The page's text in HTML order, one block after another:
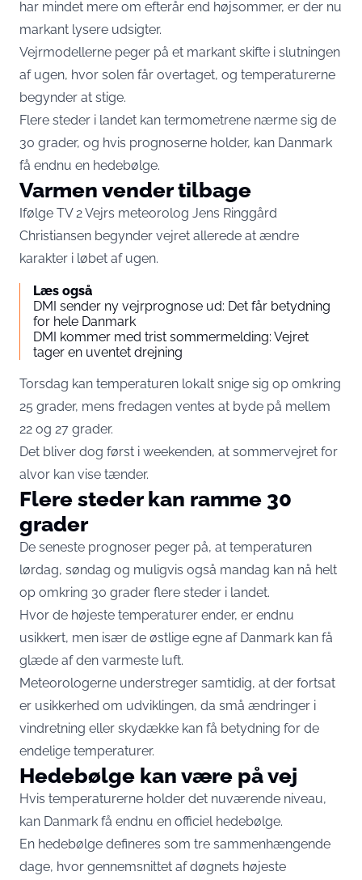
har mindet mere om efterår end højsommer, er der nu
markant lysere udsigter.
Vejrmodellerne peger på et markant skifte i slutningen
af ugen, hvor solen får overtaget, og temperaturerne
begynder at stige.
Flere steder i landet kan termometrene nærme sig de
30 grader, og hvis prognoserne holder, kan Danmark
få endnu en hedebølge.
Varmen vender tilbage
Ifølge TV 2Vejrs meteorolog Jens Ringgård
Christiansen begynder vejret allerede at ændre
karakter i løbet af ugen.
Læs også
DMI sender ny vejrprognose ud: Det får betydning
for hele Danmark
DMI kommer med trist sommermelding: Vejret
tager en uventet drejning
Torsdag kan temperaturen lokalt snige sig op omkring
25 grader, mens fredagen ventes at byde på mellem
22 og 27 grader.
Det bliver dog først i weekenden, at sommervejret for
alvor kan vise tænder.
Flere steder kan ramme 30
grader
De seneste prognoser peger på, at temperaturen
lørdag, søndag og muligvis også mandag kan nå helt
op omkring 30 grader flere steder i landet.
Hvor de højeste temperaturer ender, er endnu
usikkert, men især de østlige egne af Danmark kan få
glæde af den varmeste luft.
Meteorologerne understreger samtidig, at der fortsat
er usikkerhed om udviklingen, da små ændringer i
vindretning eller skydække kan få betydning for de
endelige temperaturer.
Hedebølge kan være på vej
Hvis temperaturerne holder det nuværende niveau,
kan Danmark få endnu en officiel hedebølge.
En hedebølge defineres som tre sammenhængende
dage, hvor gennemsnittet af døgnets højeste